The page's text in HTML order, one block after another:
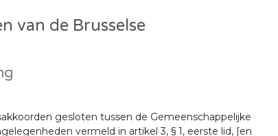
van de Brusselse
gesloten tussen de Gemeenschappelijke
vermeld in artikel 3, § 1, eerste lid, [en